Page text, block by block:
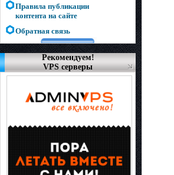
Правила публикации
контента на сайте
Обратная связь
Рекомендуем!
VPS серверы